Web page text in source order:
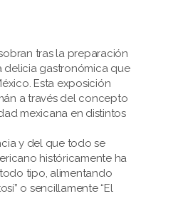
tras la preparación
delicia gastronómica que
Esta exposición
a través del concepto
mexicana en distintos
y del que todo se
históricamente ha
tipo, alimentando
o sencillamente “El